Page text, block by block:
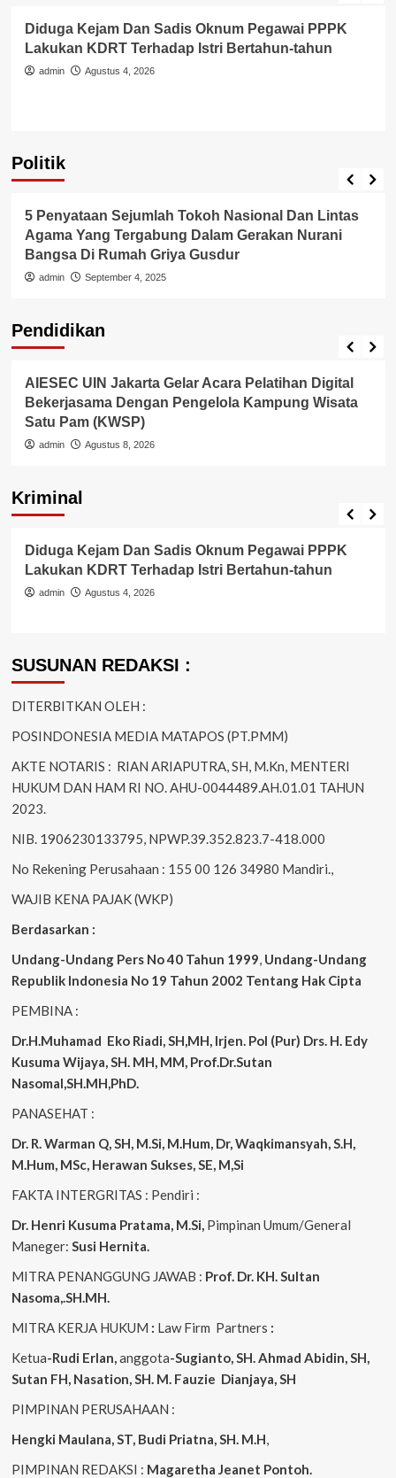
Diduga Kejam Dan Sadis Oknum Pegawai PPPK
Lakukan KDRT Terhadap Istri Bertahun-tahun
admin Agustus 4, 2026
Politik
Politik
5 Penyataan Sejumlah Tokoh Nasional Dan Lintas
Agama Yang Tergabung Dalam Gerakan Nurani
Bangsa Di Rumah Griya Gusdur
admin September 4, 2025
Pendidikan
Internasional
AIESEC UIN Jakarta Gelar Acara Pelatihan Digital
Bekerjasama Dengan Pengelola Kampung Wisata
Satu Pam (KWSP)
admin Agustus 8, 2026
Kriminal
Berita Polisi
Diduga Kejam Dan Sadis Oknum Pegawai PPPK
Lakukan KDRT Terhadap Istri Bertahun-tahun
admin Agustus 4, 2026
SUSUNAN REDAKSI :
DITERBITKAN OLEH :
POSINDONESIA MEDIA MATAPOS (PT.PMM)
AKTE NOTARIS : RIAN ARIAPUTRA, SH, M.Kn, MENTERI
HUKUM DAN HAM RI NO. AHU-0044489.AH.01.01 TAHUN
2023.
NIB. 1906230133795, NPWP.39.352.823.7-418.000
No Rekening Perusahaan : 155 00 126 34980 Mandiri.,
WAJIB KENA PAJAK (WKP)
Berdasarkan :
Undang-Undang Pers No 40 Tahun 1999 Undang-Undang
Republik Indonesia No 19 Tahun 2002 Tentang Hak Cipta
PEMBINA :
Dr.H.Muhamad Eko Riadi, SH,MH, Irjen. Pol (Pur) Drs. H. Edy
Kusuma Wijaya, SH. MH, MM, Prof.Dr.Sutan
Nasomal,SH.MH,PhD.
PANASEHAT :
Dr. R. Warman Q, SH, M.Si, M.Hum, Dr, Waqkimansyah, S.H,
M.Hum, MSc, Herawan Sukses, SE, M,Si
FAKTA INTERGRITAS : Pendiri :
Dr. Henri Kusuma Pratama, M.Si, Pimpinan Umum/General
Maneger: Susi Hernita.
MITRA PENANGGUNG JAWAB : Prof. Dr. KH. Sultan
Nasoma,.SH.MH.
MITRA KERJA HUKUM : Law Firm Partners :
Ketua-Rudi Erlan, anggota-Sugianto, SH. Ahmad Abidin, SH,
Sutan FH, Nasation, SH. M. Fauzie Dianjaya, SH
PIMPINAN PERUSAHAAN :
Hengki Maulana, ST, Budi Priatna, SH. M.H
PIMPINAN REDAKSI : Magaretha Jeanet Pontoh.